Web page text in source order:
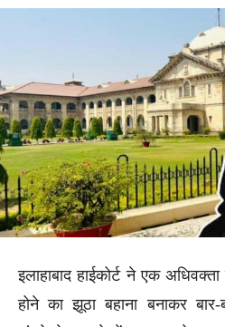
इलाहाबाद हाईकोर्ट ने एक अधिवक्ता
होने का झूठा बहाना बनाकर